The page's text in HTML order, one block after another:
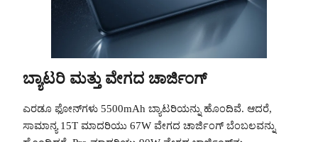
ಬ್ಯಾಟರಿ ಮತ್ತು ವೇಗದ ಚಾರ್ಜಿಂಗ್
ಎರಡೂ ಫೋನ್‌ಗಳು 5500mAh ಬ್ಯಾಟರಿಯನ್ನು ಹೊಂದಿವೆ. ಆದರೆ,
ಸಾಮಾನ್ಯ 15T ಮಾದರಿಯು 67W ವೇಗದ ಚಾರ್ಜಿಂಗ್ ಬೆಂಬಲವನ್ನು